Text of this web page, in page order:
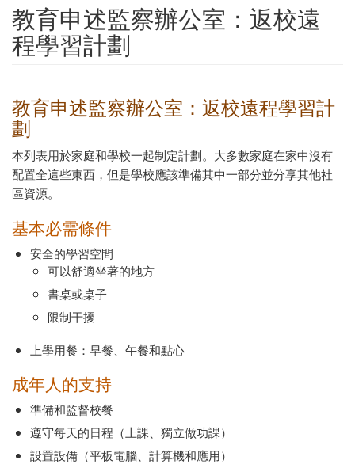
教育申述監察辦公室：返校遠
程學習計劃
教育申述監察辦公室：返校遠程學習計
劃
本列表用於家庭和學校一起制定計劃。大多數家庭在家中沒有
配置全這些東西，但是學校應該準備其中一部分並分享其他社
區資源。
基本必需條件
安全的學習空間
可以舒適坐著的地方
書桌或桌子
限制干擾
上學用餐：早餐、午餐和點心
成年人的支持
準備和監督校餐
遵守每天的日程（上課、獨立做功課）
設置設備（平板電腦、計算機和應用）